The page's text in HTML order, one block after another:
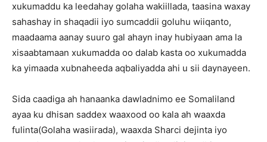
xukumaddu ka leedahay golaha wakiillada, taasina waxay
sahashay in shaqadii iyo sumcaddii goluhu wiiqanto,
maadaama aanay suuro gal ahayn inay hubiyaan ama la
xisaabtamaan xukumadda oo dalab kasta oo xukumadda
ka yimaada xubnaheeda aqbaliyadda ahi u sii daynayeen.
Sida caadiga ah hanaanka dawladnimo ee Somaliland
ayaa ku dhisan saddex waaxood oo kala ah waaxda
fulinta(Golaha wasiirada), waaxda Sharci dejinta iyo